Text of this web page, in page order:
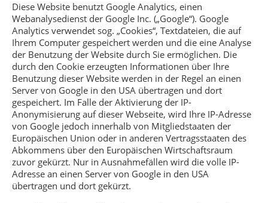
Diese Website benutzt Google Analytics, einen
Webanalysedienst der Google Inc. („Google“). Google
Analytics verwendet sog. „Cookies“, Textdateien, die auf
Ihrem Computer gespeichert werden und die eine Analyse
der Benutzung der Website durch Sie ermöglichen. Die
durch den Cookie erzeugten Informationen über Ihre
Benutzung dieser Website werden in der Regel an einen
Server von Google in den USA übertragen und dort
gespeichert. Im Falle der Aktivierung der IP-
Anonymisierung auf dieser Webseite, wird Ihre IP-Adresse
von Google jedoch innerhalb von Mitgliedstaaten der
Europäischen Union oder in anderen Vertragsstaaten des
Abkommens über den Europäischen Wirtschaftsraum
zuvor gekürzt. Nur in Ausnahmefällen wird die volle IP-
Adresse an einen Server von Google in den USA
übertragen und dort gekürzt.